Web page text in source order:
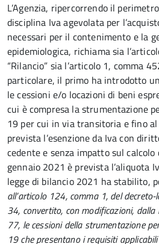
L’Agenzia, ripercorrendo il
disciplina Iva agevolata per
necessari per il contenimento e la
epidemiologica, richiama sia
“Rilancio” sia l’articolo 1, comma
particolare, il primo ha introdotto
le cessioni e/o locazioni di beni
cui è compresa la strumentazione
19 per cui in via transitoria e fino
prevista l’esenzione da Iva con
cedente e senza impatto sul
gennaio 2021 è prevista l’aliquota
legge di bilancio 2021 ha stabilito,
all’articolo 124, comma 1, del
34, convertito, con modificazioni,
77, le cessioni della strumentazione
19 che presentano i requisiti